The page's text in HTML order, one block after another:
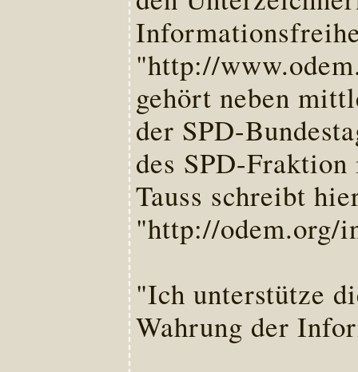
"http://
gehört neben
der SPD-
des SPD-
Tauss schreibt
"http://odem.org/
"Ich unterstütze
Wahrung der